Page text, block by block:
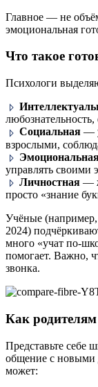
Главное — не
эмоциональная
Что такое
Психологи
любознательность,
Социальная —
взрослыми,
управлять своими
Личностная —
просто «знание
Учёные
2024)
много «учат по-
помогает. Важно,
звонка.
Как родителям
Представьте себе
общение с новыми
может: